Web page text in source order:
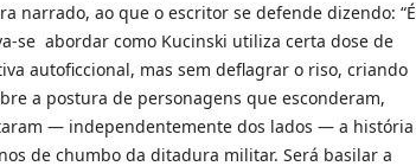
narrado, ao que o escritor se defende dizendo: “É
se abordar como Kucinski utiliza certa dose de
autoficcional, mas sem deflagrar o riso, criando
a postura de personagens que esconderam,
— independentemente dos lados — a história
de chumbo da ditadura militar. Será basilar a